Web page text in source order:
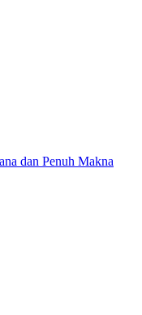
dan Penuh Makna